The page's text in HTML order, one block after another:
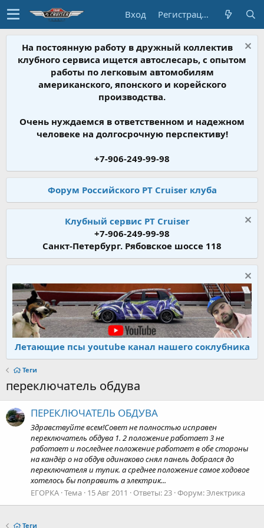
Вход Регистрация
На постоянную работу в дружный коллектив
клубного сервиса ищется автослесарь, с опытом
работы по легковым автомобилям
американского, японского и корейского
производства.
Очень нуждаемся в ответственном и надежном
человеке на долгосрочную перспективу!
+7-906-249-99-98
Форум Российского PT Cruiser клуба
Клубный сервис PT Cruiser
+7-906-249-99-98
Санкт-Петербург. Рябовское шоссе 118
Летающие псы youtube канал нашего соклубника
Теги
переключатель обдува
ПЕРЕКЛЮЧАТЕЛЬ ОБДУВА
Здравствуйте всем!Совет не полностью исправен
переключатель обдува 1. 2 положение работает 3 не
работает и последнее положение работает в обе стороны
на кандёр о на обдув одинаково снял панель добрался до
переключателя и тупик. а среднее положение самое ходовое
хотелось бы поправить а электрик...
ЕГОРКА Тема 15 Авг 2011 Ответы: 23 Форум:Электрика
Теги